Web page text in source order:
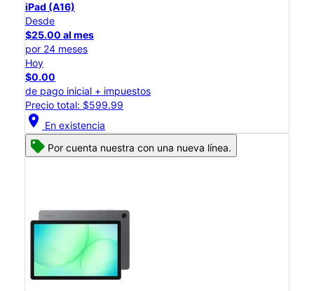
iPad (A16)
Desde
$25.00 al mes
por 24 meses
Hoy
$0.00
de pago inicial + impuestos
Precio total: $599.99
location_on En existencia
Por cuenta nuestra con una nueva línea.